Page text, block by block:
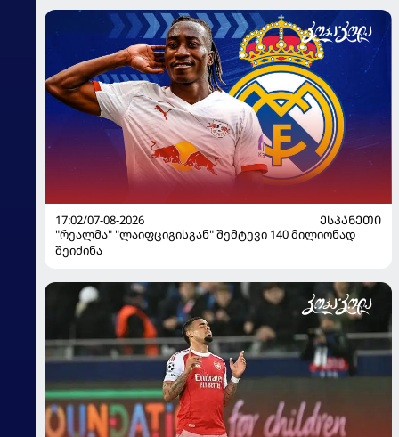
17:02/07-08-2026
ᲔᲡᲞᲐᲜᲔᲗᲘ
"რეალმა" "ლაიფციგისგან" შემტევი 140 მილიონად
შეიძინა